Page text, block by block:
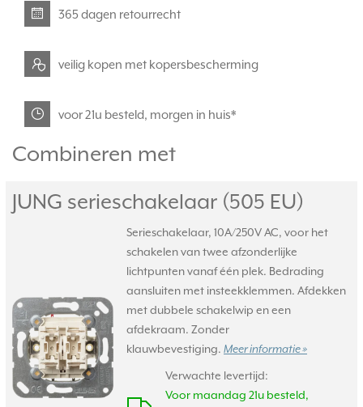
365 dagen retourrecht
veilig kopen met kopersbescherming
voor 21u besteld, morgen in huis*
Combineren met
JUNG serieschakelaar (505 EU)
Serieschakelaar, 10A/250V AC, voor het
schakelen van twee afzonderlijke
lichtpunten vanaf één plek. Bedrading
aansluiten met insteekklemmen. Afdekken
met dubbele schakelwip en een
afdekraam. Zonder
klauwbevestiging. Meer informatie »
Verwachte levertijd:
Voor maandag 21u besteld,